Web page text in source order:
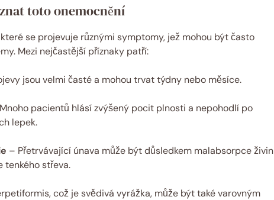
toto onemocnění
‍se projevuje⁢ různými symptomy, jež mohou být ‌často
Mezi nejčastější příznaky patří:
jsou velmi časté a ‌mohou trvat týdny nebo měsíce.
pacientů hlásí zvýšený pocit ​plnosti a nepohodlí‍ po
lepek.
– Přetrvávající ⁢únava může být důsledkem malabsorpce ‌živin
tenkého střeva.
což je svědivá vyrážka, může být také varovným